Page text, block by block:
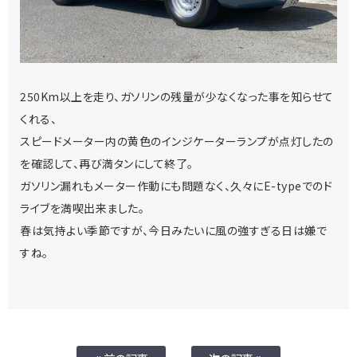
250Km以上を走り、ガソリンの残量が少なくなった事を知らせて
くれる、
スピードメーター内の黄色のインジケーターランプが点灯したの
を確認して、再び満タンにして終了。
ガソリン漏れもメーター作動にも問題なく、久々にE-typeでのド
ライブを満喫出来ました。
春は気持よい季節ですが、今日みたいに風の強すぎる日は嫌で
すね。